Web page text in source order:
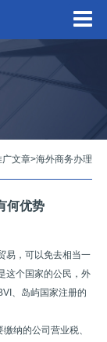
广文章>海外商务办理
何优势
易，可以免去相当一
这个国家的公民，外
、岛屿国家注册的
纳的公司营业税、